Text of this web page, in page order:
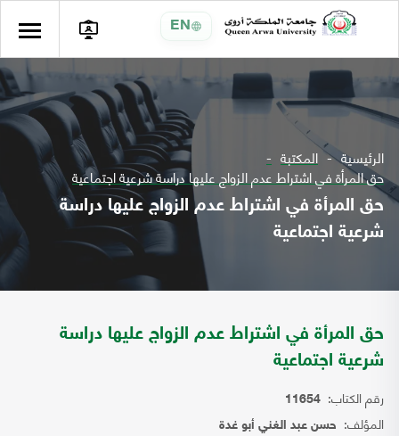
EN
الرئيسية المكتبة
حق المرأة في اشتراط عدم الزواج عليها دراسة شرعية اجتماعية
حق المرأة في اشتراط عدم الزواج عليها دراسة
شرعية اجتماعية
حق المرأة في اشتراط عدم الزواج عليها دراسة
شرعية اجتماعية
رقم الكتاب: 11654
المؤلف: حسن عبد الغني أبو غدة